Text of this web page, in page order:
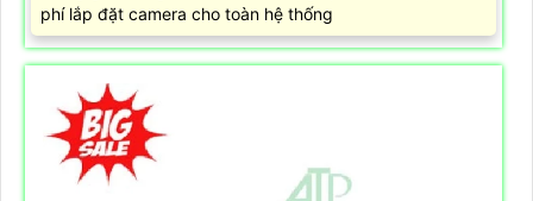
phí lắp đặt camera cho toàn hệ thống